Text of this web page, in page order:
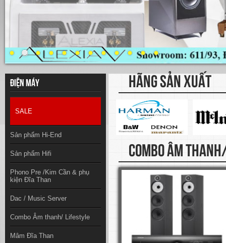
Điện máy
SALE
Sản phẩm Hi-End
Sản phẩm Hifi
Phono Pre /Kim Cần & phụ
kiện Đĩa Than
Dac / Music Server
Combo Âm thanh/ Lifestyle
Mâm Đĩa Than
HÃNG SẢN XUẤT
COMBO ÂM